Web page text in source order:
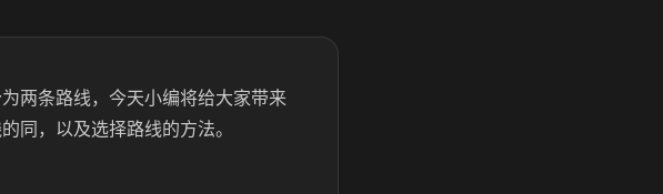
两条路线，今天小编将给大家带来
同，以及选择路线的方法。